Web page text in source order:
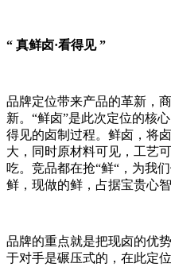
“ 真鲜卤·看得见”
品牌定位带来产品的革新，
新。 “鲜卤”是此次定位的核
得见的卤制过程。鲜卤，将
大，同时原材料可见，工艺
吃。竞品都在抢“鲜“ ，为我
鲜，现做的鲜，占据宝贵心智
品牌的重点就是把现卤的优势
于对手是碾压式的，在此定